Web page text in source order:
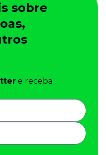
sobre
e receba